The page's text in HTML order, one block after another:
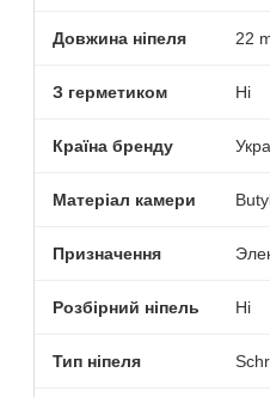
Довжина ніпеля 22
З герметиком Ні
Країна бренду
Матеріал камери
Призначення
Розбірний ніпель Ні
Тип ніпеля